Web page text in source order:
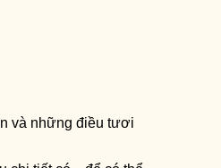
và những điều tươi